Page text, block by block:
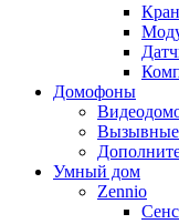
Домофоны
Вызывные
Умный дом
Zennio